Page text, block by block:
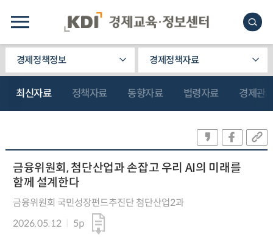
경제정책정보 경제정책자료
최신자료 정책자료 동향자료 법령자료 경제관
금융위원회, 첨단산업과 손잡고 우리 AI의 미래를
함께 설계한다
금융위원회 국민성장펀드추진단 첨단산업2과
2026.05.12
5p